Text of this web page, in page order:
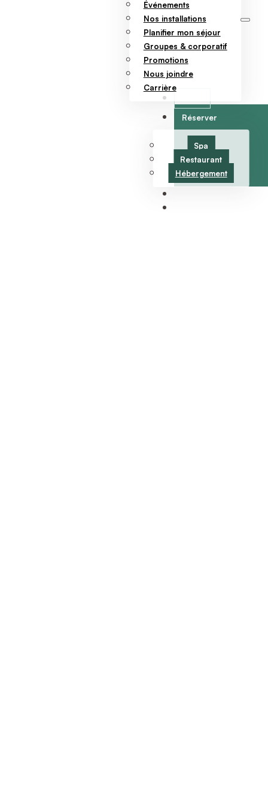
Événements
Nos installations
Planifier mon séjour
Groupes & corporatif
Promotions
Nous joindre
Carrière
Réserver
Spa
Restaurant
Hébergement